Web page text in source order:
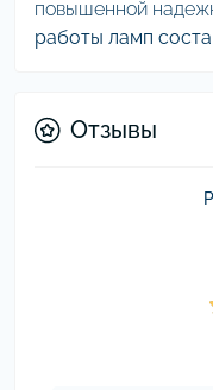
повышенной
работы ламп
Отзывы